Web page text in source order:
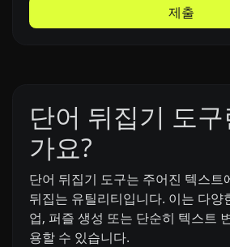
제출
단어 뒤집기 도
가요?
단어 뒤집기 도구는 주어진 텍스트
뒤집는 유틸리티입니다. 이는 다양
업, 퍼즐 생성 또는 단순히 텍스트
용할 수 있습니다.